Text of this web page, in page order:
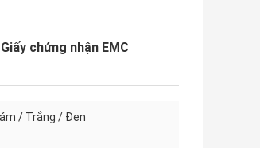
chứng nhận EMC
/ Trắng / Đen